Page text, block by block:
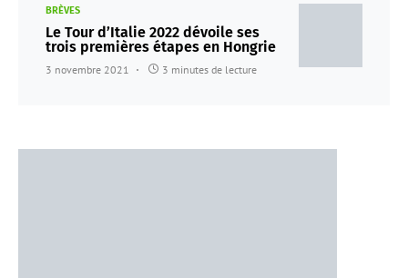
BRÈVES
Le Tour d’Italie 2022 dévoile ses
trois premières étapes en Hongrie
3 novembre 2021 3 minutes de lecture